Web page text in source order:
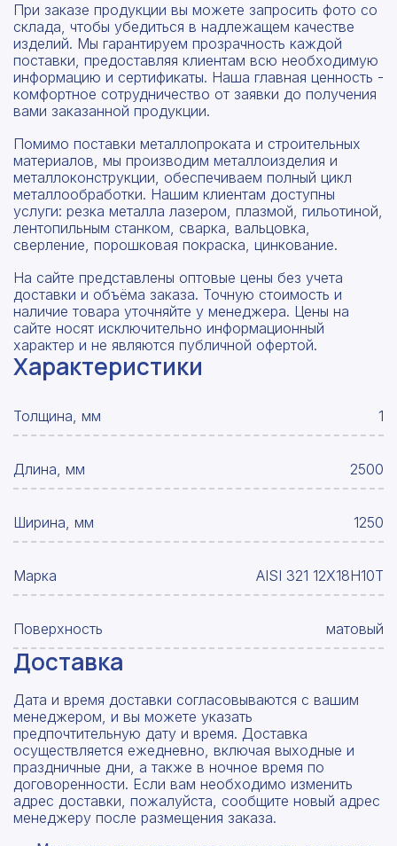
При заказе продукции вы можете запросить фото со
склада, чтобы убедиться в надлежащем качестве
изделий. Мы гарантируем прозрачность каждой
поставки, предоставляя клиентам всю необходимую
информацию и сертификаты. Наша главная ценность -
комфортное сотрудничество от заявки до получения
вами заказанной продукции.
Помимо поставки металлопроката и строительных
материалов, мы производим металлоизделия и
металлоконструкции, обеспечиваем полный цикл
металлообработки. Нашим клиентам доступны
услуги: резка металла лазером, плазмой, гильотиной,
лентопильным станком, сварка, вальцовка,
сверление, порошковая покраска, цинкование.
На сайте представлены оптовые цены без учета
доставки и объёма заказа. Точную стоимость и
наличие товара уточняйте у менеджера. Цены на
сайте носят исключительно информационный
характер и не являются публичной офертой.
Характеристики
Толщина, мм 1
Длина, мм 2500
Ширина, мм 1250
Марка AISI 321 12Х18Н10Т
Поверхность матовый
Доставка
Дата и время доставки согласовываются с вашим
менеджером, и вы можете указать
предпочтительную дату и время. Доставка
осуществляется ежедневно, включая выходные и
праздничные дни, а также в ночное время по
договоренности. Если вам необходимо изменить
адрес доставки, пожалуйста, сообщите новый адрес
менеджеру после размещения заказа.